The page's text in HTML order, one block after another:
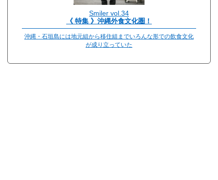
Smiler vol.34
《 特集 》沖縄外食文化圏！
沖縄・石垣島には地元組から移住組までいろんな形での飲食文化
が成り立っていた